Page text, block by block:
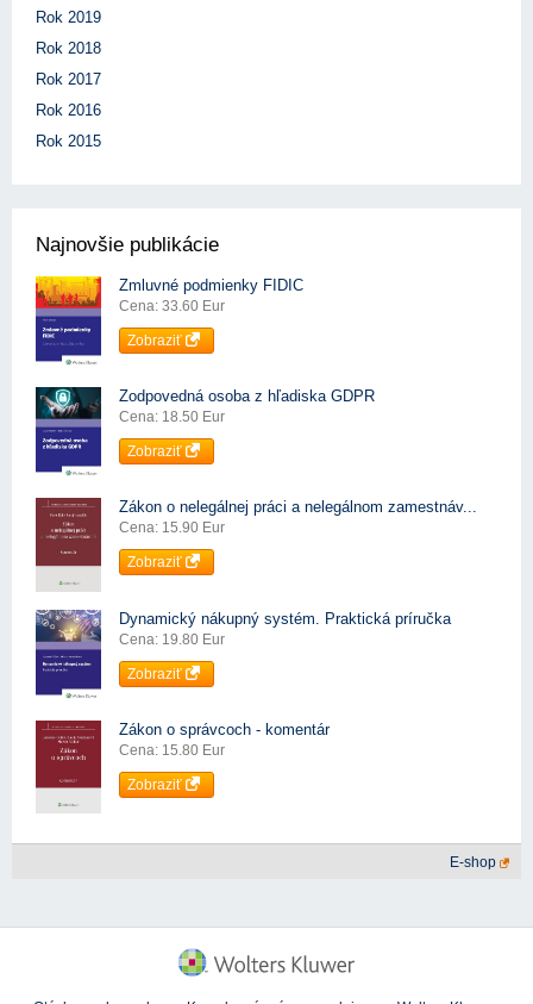
Rok 2019
Rok 2018
Rok 2017
Rok 2016
Rok 2015
Najnovšie publikácie
Zmluvné podmienky FIDIC
Cena: 33.60 Eur
Zobraziť
Zodpovedná osoba z hľadiska GDPR
Cena: 18.50 Eur
Zobraziť
Zákon o nelegálnej práci a nelegálnom zamestnáv...
Cena: 15.90 Eur
Zobraziť
Dynamický nákupný systém. Praktická príručka
Cena: 19.80 Eur
Zobraziť
Zákon o správcoch - komentár
Cena: 15.80 Eur
Zobraziť
E-shop